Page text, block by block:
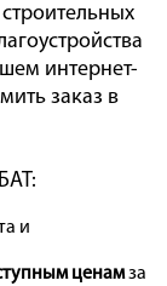
интернет-
заказ в
и
ценамза